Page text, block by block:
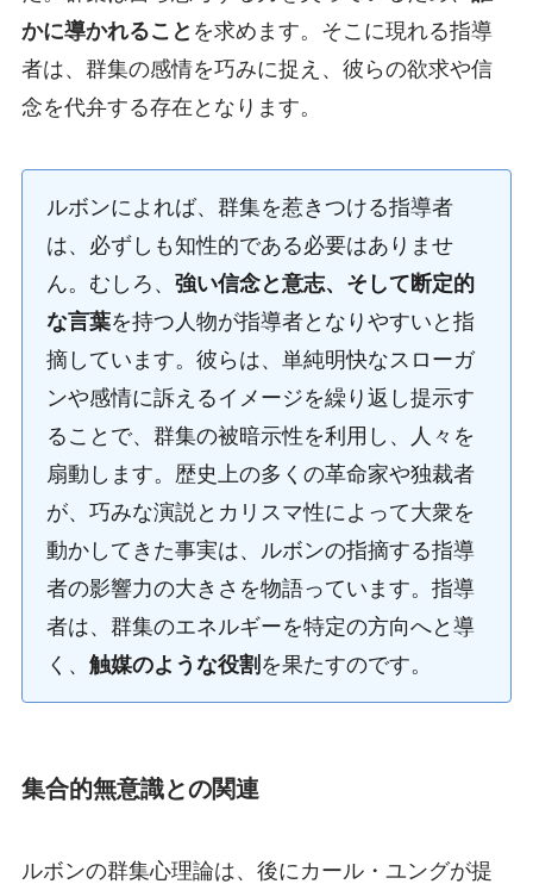
かに導かれること を求めます。そこに現れる指導
者は、群集の感情を巧みに捉え、彼らの欲求や信
念を代弁する存在となります。
ルボンによれば、群集を惹きつける指導者
は、必ずしも知性的である必要はありませ
ん。むしろ、 強い信念と意志、そして断定的
な言葉を持つ人物が指導者となりやすいと指
摘しています。彼らは、単純明快なスローガ
ンや感情に訴えるイメージを繰り返し提示す
ることで、群集の被暗示性を利用し、人々を
扇動します。歴史上の多くの革命家や独裁者
が、巧みな演説とカリスマ性によって大衆を
動かしてきた事実は、ルボンの指摘する指導
者の影響力の大きさを物語っています。指導
者は、群集のエネルギーを特定の方向へと導
く、 触媒のような役割 を果たすのです。
集合的無意識との関連
ルボンの群集心理論は、後にカール・ユングが提